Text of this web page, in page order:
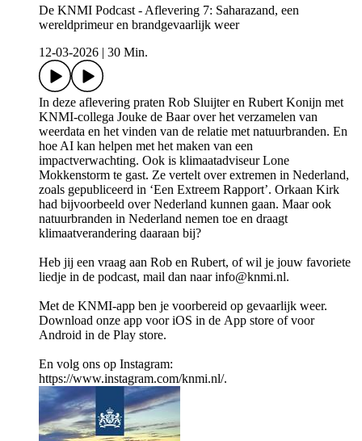
De KNMI Podcast - Aflevering 7: Saharazand, een
wereldprimeur en brandgevaarlijk weer
12-03-2026
30 Min.
In deze aflevering praten Rob Sluijter en Rubert Konijn met
KNMI-collega Jouke de Baar over het verzamelen van
weerdata en het vinden van de relatie met natuurbranden. En
hoe AI kan helpen met het maken van een
impactverwachting. Ook is klimaatadviseur Lone
Mokkenstorm te gast. Ze vertelt over extremen in Nederland,
zoals gepubliceerd in ‘Een Extreem Rapport’. Orkaan Kirk
had bijvoorbeeld over Nederland kunnen gaan. Maar ook
natuurbranden in Nederland nemen toe en draagt
klimaatverandering daaraan bij?
Heb jij een vraag aan Rob en Rubert, of wil je jouw favoriete
liedje in de podcast, mail dan naar info@knmi.nl.
Met de KNMI-app ben je voorbereid op gevaarlijk weer.
Download onze app voor iOS in de App store of voor
Android in de Play store.
En volg ons op Instagram:
https://www.instagram.com/knmi.nl/.